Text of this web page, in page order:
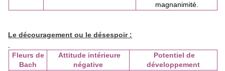
magnanimité.
Le découragement ou le désespoir :
Fleurs de
Bach
Attitude intérieure
négative
Potentiel de
développement